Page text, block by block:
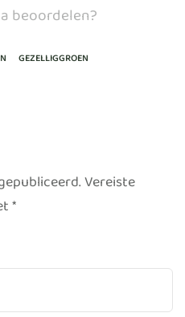
beoordelen?
GEZELLIGGROEN
Vereiste
*